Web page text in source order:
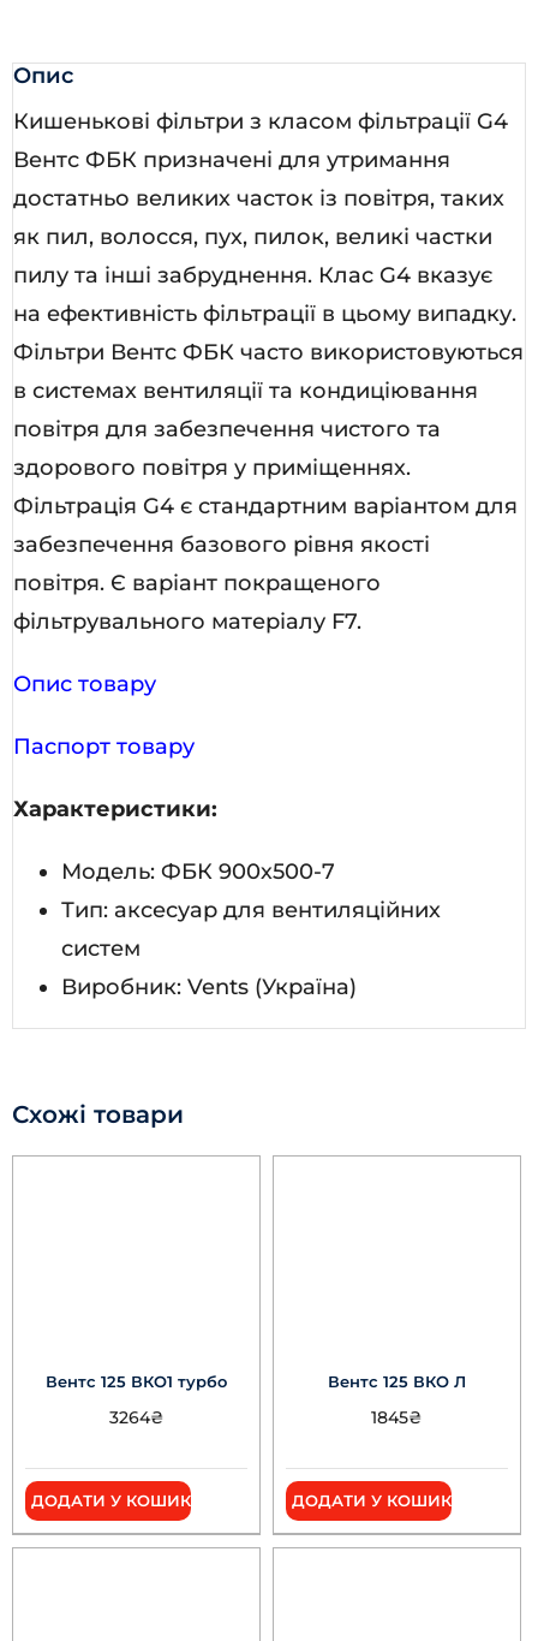
Опис
Кишенькові фільтри з класом фільтрації G4
Вентс ФБК призначені для утримання
достатньо великих часток із повітря, таких
як пил, волосся, пух, пилок, великі частки
пилу та інші забруднення. Клас G4 вказує
на ефективність фільтрації в цьому випадку.
Фільтри Вентс ФБК часто використовуються
в системах вентиляції та кондиціювання
повітря для забезпечення чистого та
здорового повітря у приміщеннях.
Фільтрація G4 є стандартним варіантом для
забезпечення базового рівня якості
повітря. Є варіант покращеного
фільтрувального матеріалу F7.
Опис товару
Паспорт товару
Характеристики:
Модель: ФБК 900х500-7
Тип: аксесуар для вентиляційних
систем
Виробник: Vents (Україна)
Схожі товари
Вентс 125 ВКО1 турбо
3264₴
ДОДАТИ У КОШИК
Вентс 125 ВКО Л
1845₴
ДОДАТИ У КОШИК